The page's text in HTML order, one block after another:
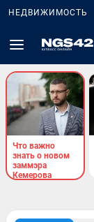
НЕДВИЖИМОСТЬ
Что важно
знать о новом
заммэра
Кемерова